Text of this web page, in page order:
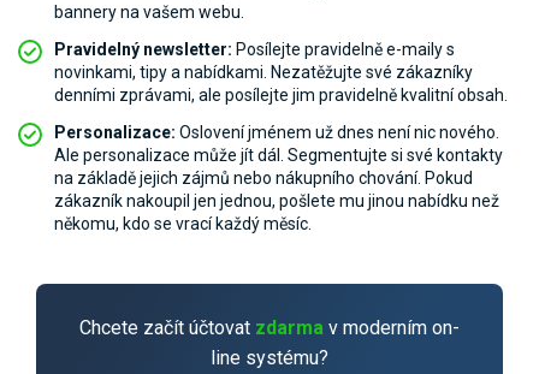
bannery na vašem webu.
Pravidelný newsletter: Posílejte pravidelně e-maily s
novinkami, tipy a nabídkami. Nezatěžujte své zákazníky
denními zprávami, ale posílejte jim pravidelně kvalitní obsah.
Personalizace: Oslovení jménem už dnes není nic nového.
Ale personalizace může jít dál. Segmentujte si své kontakty
na základě jejich zájmů nebo nákupního chování. Pokud
zákazník nakoupil jen jednou, pošlete mu jinou nabídku než
někomu, kdo se vrací každý měsíc.
Chcete začít účtovat zdarma v moderním on-
line systému?